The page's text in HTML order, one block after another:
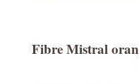
Fibre Mistral